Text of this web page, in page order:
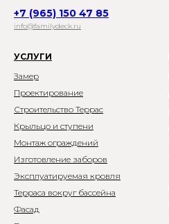
+7 (965) 150 47 85
info@familydeck.ru
УСЛУГИ
Замер
Проектирование
Строительство Террас
Крыльцо и ступени
Монтаж ограждений
Изготовление заборов
Эксплуатируемая кровля
Терраса вокруг бассейна
Фасад